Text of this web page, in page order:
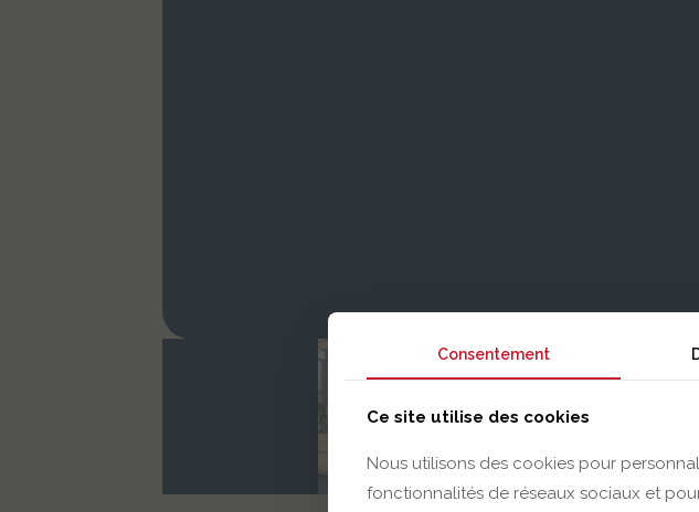
Consentement
Ce site utilise des cookies
Nous utilisons des cookies pour
fonctionnalités de réseaux sociaux et